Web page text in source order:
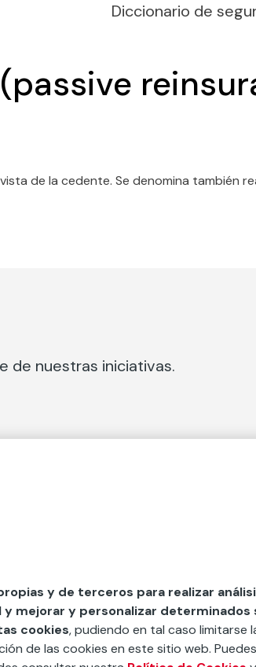
Diccionario de
de la cedente. Se denomina también
de nuestras iniciativas.
y ayudas
y de terceros para realizar
mejorar y personalizar
cookies, pudiendo en tal caso limitarse
de las cookies en este sitio web.